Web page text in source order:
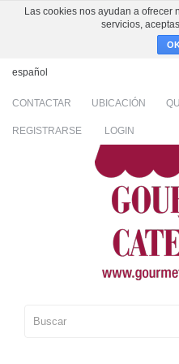
Las cookies nos ayudan a ofrecer
servicios,
español
CONTACTAR UBICACIÓN
REGISTRARSE LOGIN